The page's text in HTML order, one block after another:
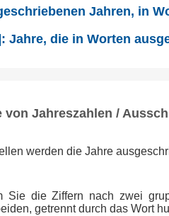
Jahren, in
Jahre, die in Worten
Jahreszahlen /
werden die Jahre
Sie die Ziffern nach zwei
getrennt durch das Wort